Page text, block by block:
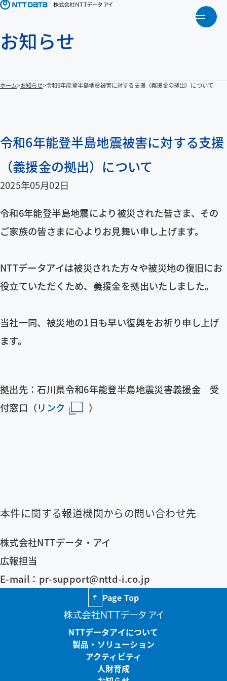
メ
トップ
アクティビティ
人財育成
企業情報
採用情報
お問い合わせ
プライバシーポリシー
お知らせ
ホーム お知らせ 令和6年能登半島地震被害に対する支援（義援金の拠出）について
令和6年能登半島地震被害に対する支援
（義援金の拠出）について
2025年05月02日
令和6年能登半島地震により被災された皆さま、その
ご家族の皆さまに心よりお見舞い申し上げます。
NTTデータアイは被災された方々や被災地の復旧にお
役立ていただくため、義援金を拠出いたしました。
当社一同、被災地の1日も早い復興をお祈り申し上げ
ます。
拠出先：石川県令和6年能登半島地震災害義援金 受
付窓口（リンク ）
本件に関する報道機関からの問い合わせ先
株式会社NTTデータ・アイ
広報担当
E-mail：pr-support@nttd-i.co.jp
Page Top
NTTデータアイについて
製品・ソリューション
アクティビティ
人財育成